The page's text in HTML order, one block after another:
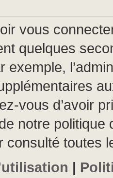
vous
quelques
exemple,
vous d’avoir
notre
consulté toutes
|